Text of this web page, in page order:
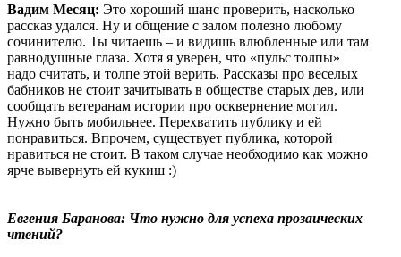
Вадим Месяц: Это хороший шанс проверить, насколько
рассказ удался. Ну и общение с залом полезно любому
сочинителю. Ты читаешь – и видишь влюбленные или там
равнодушные глаза. Хотя я уверен, что «пульс толпы»
надо считать, и толпе этой верить. Рассказы про веселых
бабников не стоит зачитывать в обществе старых дев, или
сообщать ветеранам истории про осквернение могил.
Нужно быть мобильнее. Перехватить публику и ей
понравиться. Впрочем, существует публика, которой
нравиться не стоит. В таком случае необходимо как можно
ярче вывернуть ей кукиш :)
Евгения Баранова: Что нужно для успеха прозаических
чтений?